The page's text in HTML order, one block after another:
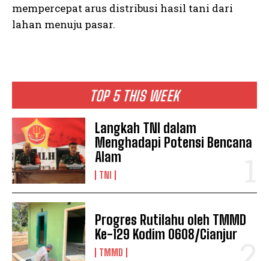
TOP 5 THIS WEEK
Langkah TNI dalam
Menghadapi Potensi Bencana
Alam
TNI
Progres Rutilahu oleh TMMD
Ke-129 Kodim 0608/Cianjur
TMMD
mempercepat arus distribusi hasil tani dari
lahan menuju pasar.